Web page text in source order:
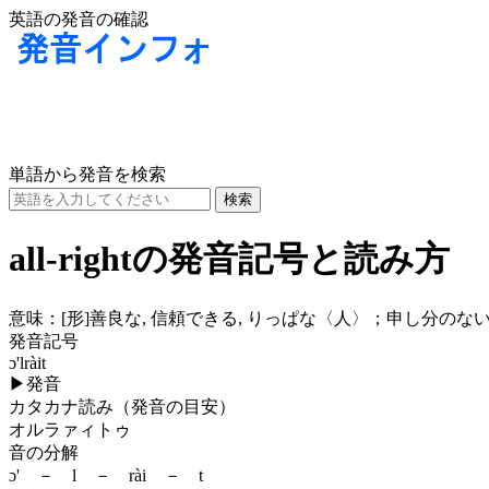
英語の発音の確認
単語から発音を検索
all-rightの発音記号と読み方
意味： [形]善良な, 信頼できる, りっぱな〈人〉；申し分のな
発音記号
ɔ'lràit
▶発音
カタカナ読み（発音の目安）
オルラァィトゥ
音の分解
ɔ' － l － rài － t